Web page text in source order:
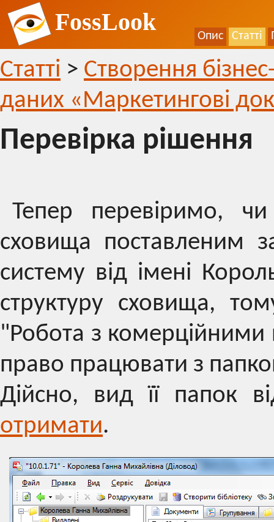
FossLook
Опис Статті
Статті > Створення
даних «Маркетингові
Перевірка рішення
Тепер перевіримо,
сховища поставленим
систему від імені
структуру сховища,
"Робота з
право працювати з
Дійсно, вид її папок
отримати.